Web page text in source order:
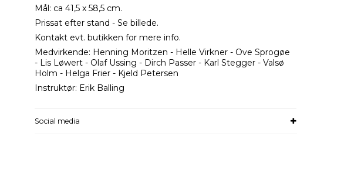
Mål: ca 41,5 x 58,5 cm.
Prissat efter stand - Se billede.
Kontakt evt. butikken for mere info.
Medvirkende: Henning Moritzen - Helle Virkner - Ove Sprogøe
- Lis Løwert - Olaf Ussing - Dirch Passer - Karl Stegger - Valsø
Holm - Helga Frier - Kjeld Petersen
Instruktør: Erik Balling
Social media